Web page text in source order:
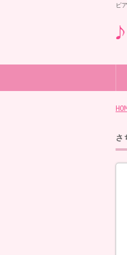
ピ
さ